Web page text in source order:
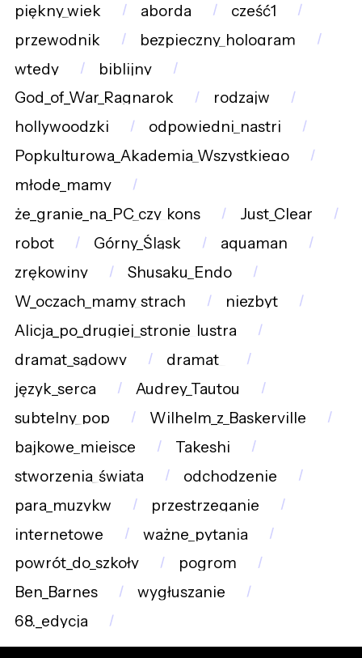
piękny_wiek
aborda
cześć1
przewodnik
bezpieczny_hologram
wtedy
biblijny
God_of_War_Ragnarok
rodzajw
hollywoodzki
odpowiedni_nastrj
Popkulturowa_Akademia_Wszystkiego
młode_mamy
że_granie_na_PC_czy_kons
Just_Clear
robot
Górny_Śląsk
aquaman
zrękowiny
Shusaku_Endo
W_oczach_mamy_strach
niezbyt
Alicja_po_drugiej_stronie_lustra
dramat_sądowy
dramat_
język_serca
Audrey_Tautou
subtelny_pop
Wilhelm_z_Baskerville
bajkowe_miejsce
Takeshi
stworzenia_świata
odchodzenie
para_muzykw
przestrzeganie
internetowe
ważne_pytania
powrót_do_szkoły
pogrom
Ben_Barnes
wygłuszanie
68._edycja